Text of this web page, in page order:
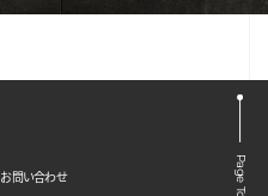
Page Top
お問い合わせ